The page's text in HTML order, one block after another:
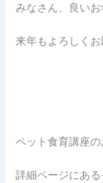
みなさん、良いお
来年もよろしくお
ペット食育講座の
詳細ページにあ